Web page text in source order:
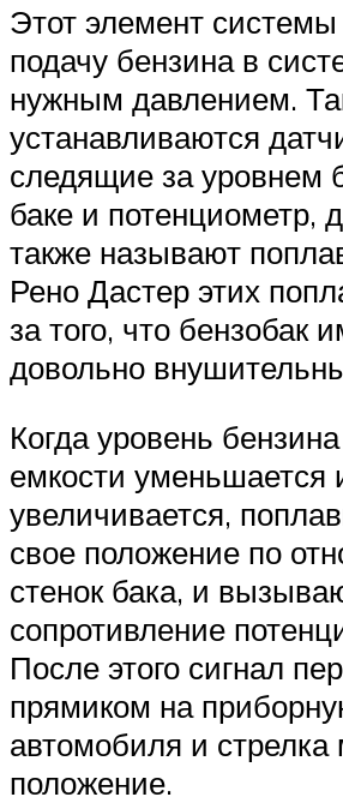
Этот элемент системы
подачу бензина в
нужным давлением.
устанавливаются
следящие за уровнем
баке и потенциометр,
также называют
Рено Дастер этих
за того, что бензобак
довольно
Когда уровень
емкости уменьшается
увеличивается,
свое положение по
стенок бака, и
сопротивление
После этого сигнал
прямиком на
автомобиля и стрелка
положение.